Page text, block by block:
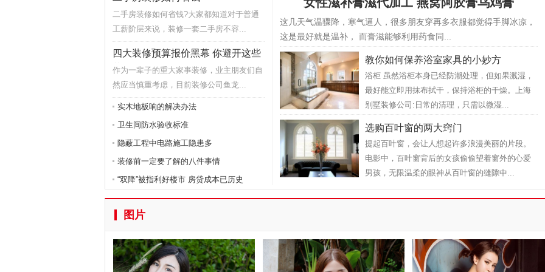
二手房装修如何省钱?大家都知道对于普通
工薪阶层来说，装修一套二手房不容...
四大装修预算报价黑幕 你避开这些
装修
作为一辈子的重大家事装修，业主朋友们自
然应当慎重考虑，目前装修公司鱼龙...
实木地板响的解决办法
卫生间防水验收标准
隐蔽工程中电路施工隐患多
装修前一定要了解的八件事情
“双降”被指利好楼市 房贷成本已历史
这几天气温骤降，寒气逼人，很多朋友穿再多衣服都觉得手脚冰凉，
这是最好就是温补， 而膏滋能够利用药食同...
教你如何保养浴室家具的小妙方
浴柜 虽然浴柜本身已经防潮处理，但如果溅湿，
最好能立即用抹布拭干，保持浴柜的干燥。上海
别墅装修公司:日常的清理，只需以微湿...
选购百叶窗的两大窍门
提起百叶窗，会让人想起许多浪漫美丽的片段。
电影中，百叶窗背后的女孩偷偷望着窗外的心爱
男孩，无限温柔的眼神从百叶窗的缝隙中...
图片